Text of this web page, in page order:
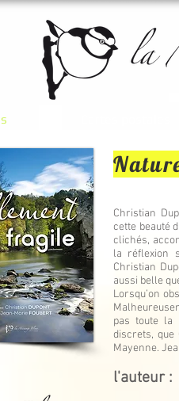
Christian
cette beauté
clichés,
la réflexion
Christian
aussi belle
Lorsqu’on
pas toute la
discrets,
Mayenne.
l'auteur :